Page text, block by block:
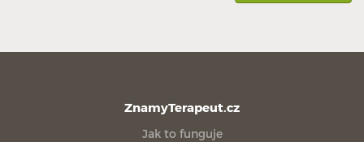
ZnamyTerapeut.cz
Jak to funguje